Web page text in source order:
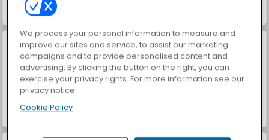
Royal Story
We process your personal information to measure and
improve our sites and service, to assist our marketing
campaigns and to provide personalised content and
advertising. By clicking the button on the right, you can
exercise your privacy rights. For more information see our
privacy notice
Cookie Policy